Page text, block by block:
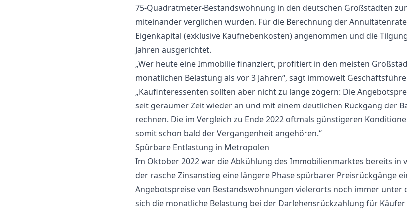
75-Quadratmeter-Bestandswohnung in den deutschen Großstädten
miteinander verglichen wurden. Für die Berechnung der
Eigenkapital (exklusive Kaufnebenkosten) angenommen und die
Jahren ausgerichtet.
„Wer heute eine Immobilie finanziert, profitiert in den meisten
monatlichen Belastung als vor 3 Jahren“, sagt immowelt
„Kaufinteressenten sollten aber nicht zu lange zögern: Die
seit geraumer Zeit wieder an und mit einem deutlichen Rückgang der
rechnen. Die im Vergleich zu Ende 2022 oftmals günstigeren
somit schon bald der Vergangenheit angehören.“
Spürbare Entlastung in Metropolen
Im Oktober 2022 war die Abkühlung des Immobilienmarktes bereits in
der rasche Zinsanstieg eine längere Phase spürbarer Preisrückgänge
Angebotspreise von Bestandswohnungen vielerorts noch immer unter
sich die monatliche Belastung bei der Darlehensrückzahlung für